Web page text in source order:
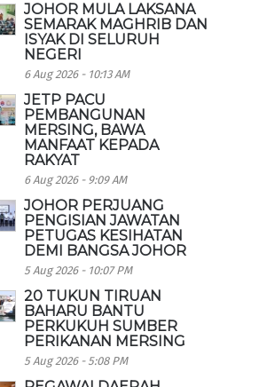
JOHOR MULA LAKSANA
SEMARAK MAGHRIB DAN
ISYAK DI SELURUH
NEGERI
6 Aug 2026 - 10:13 AM
JETP PACU
PEMBANGUNAN
MERSING, BAWA
MANFAAT KEPADA
RAKYAT
6 Aug 2026 - 9:09 AM
JOHOR PERJUANG
PENGISIAN JAWATAN
PETUGAS KESIHATAN
DEMI BANGSA JOHOR
5 Aug 2026 - 10:07 PM
20 TUKUN TIRUAN
BAHARU BANTU
PERKUKUH SUMBER
PERIKANAN MERSING
5 Aug 2026 - 5:08 PM